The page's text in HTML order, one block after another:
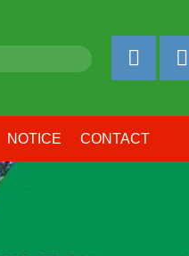
NOTICE CONTACT